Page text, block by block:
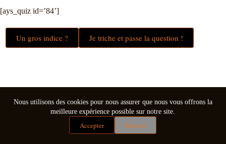
Nous utilisons des cookies pour nous assurer que nous vous offrons la
meilleure expérience possible sur notre site.
Accepter Refuser
[ays_quiz id=’84’]
Un gros indice ? Je triche et passe la question !
Mentions légales
Conditions générales de vente